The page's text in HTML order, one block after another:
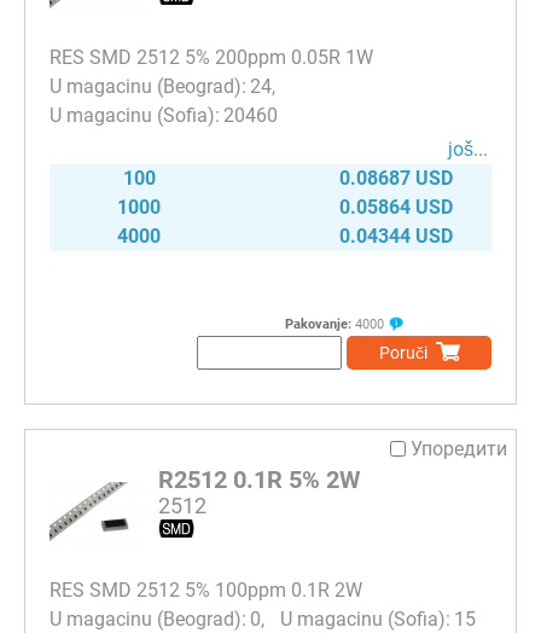
RES SMD 2512 5% 200ppm 0.05R 1W
24
20460
јоš...
100
0.08687 USD
1000
0.05864 USD
4000
0.04344 USD
Pakovanje: 4000
Poruči
Упоредити
R2512 0.1R 5% 2W
2512
RES SMD 2512 5% 100ppm 0.1R 2W
0
15